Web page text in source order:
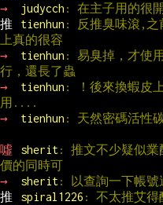
→
judycch : 在主子用的很開
推
tienhun : 反推臭味滾,之
上真的很容
→
tienhun : 易臭掉，才使
行，還長了蟲
→
tienhun : ！後來換蝦皮
用....
→
tienhun : 天然密碼活性
噓 sherit: 推文不少疑似業
價的同時可
→
sherit: 以查詢一下帳號
推
spiral1226 : 不太推艾得